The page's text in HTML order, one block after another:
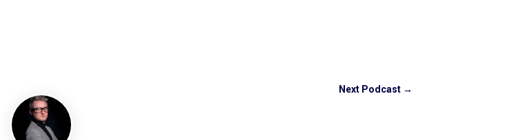
Next Podcast→